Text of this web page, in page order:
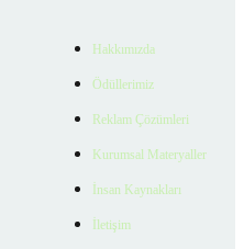
Hakkımızda
Ödüllerimiz
Reklam Çözümleri
Kurumsal Materyaller
İnsan Kaynakları
İletişim